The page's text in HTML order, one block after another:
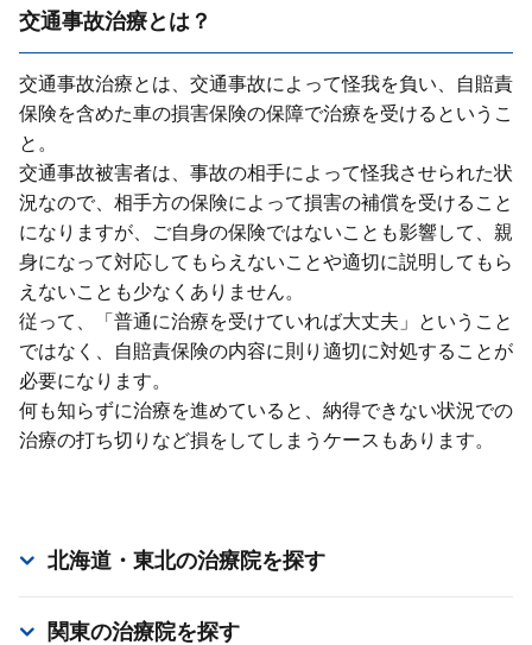
交通事故治療とは？
交通事故治療とは、交通事故によって怪我を負い、⾃賠責
保険を含めた⾞の損害保険の保障で治療を受けるというこ
と。
交通事故被害者は、事故の相⼿によって怪我させられた状
況なので、相⼿⽅の保険によって損害の補償を受けること
になりますが、ご⾃⾝の保険ではないことも影響して、親
⾝になって対応してもらえないことや適切に説明してもら
えないことも少なくありません。
従って、「普通に治療を受けていれば⼤丈夫」ということ
ではなく、⾃賠責保険の内容に則り適切に対処することが
必要になります。
何も知らずに治療を進めていると、納得できない状況での
治療の打ち切りなど損をしてしまうケースもあります。
北海道・東北の治療院を探す
関東の治療院を探す